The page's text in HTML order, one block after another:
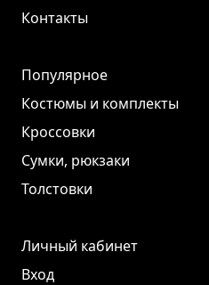
Контакты
Популярное
Костюмы и комплекты
Кроссовки
Сумки, рюкзаки
Толстовки
Личный кабинет
Вход